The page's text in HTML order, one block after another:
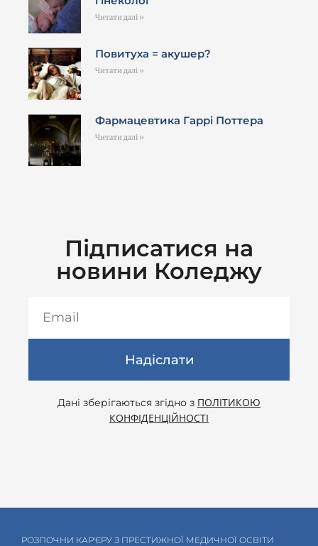
Читати далі »
Повитуха = акушер?
Читати далі »
Фармацевтика Гаррі Поттера
Читати далі »
Підписатися на
новини Коледжу
Надіслати
Дані зберігаються згідно з ПОЛІТИКОЮ
КОНФІДЕНЦІЙНОСТІ
РОЗПОЧНИ КАР'ЄРУ З ПРЕСТИЖНОЇ МЕДИЧНОЇ ОСВІТИ